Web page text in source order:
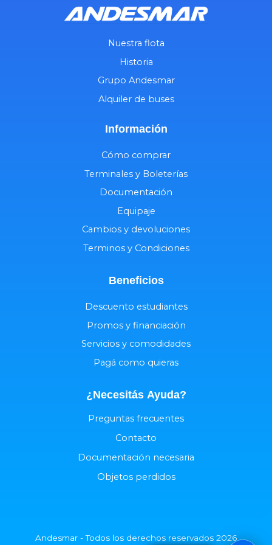
Nuestra flota
Historia
Grupo Andesmar
Alquiler de buses
Información
Cómo comprar
Terminales y Boleterías
Documentación
Equipaje
Cambios y devoluciones
Terminos y Condiciones
Beneficios
Descuento estudiantes
Promos y financiación
Servicios y comodidades
Pagá como quieras
¿Necesitás Ayuda?
Preguntas frecuentes
Contacto
Documentación necesaria
Objetos perdidos
Andesmar - Todos los derechos reservados 2026